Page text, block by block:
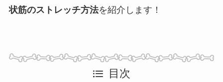
状筋のストレッチ方法を紹介します！
目次